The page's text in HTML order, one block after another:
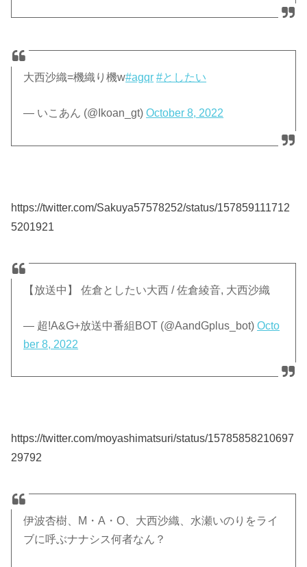
大西沙織=機織り機w#agqr #としたい
— いこあん (@Ikoan_gt)October 8, 2022
https://twitter.com/Sakuya57578252/status/157859111712
5201921
【放送中】 佐倉としたい大西 / 佐倉綾音, 大西沙織
— 超!A&G+放送中番組BOT (@AandGplus_bot)Octo
ber 8, 2022
https://twitter.com/moyashimatsuri/status/15785858210697
29792
伊波杏樹、M・A・O、大西沙織、水瀬いのりをライ
ブに呼ぶナナシス何者なん？